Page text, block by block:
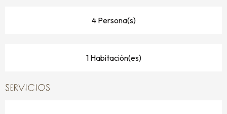
4 Persona(s)
1 Habitación(es)
SERVICIOS